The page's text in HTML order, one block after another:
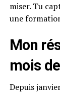
miser. Tu
une
Mon
mois
Depuis